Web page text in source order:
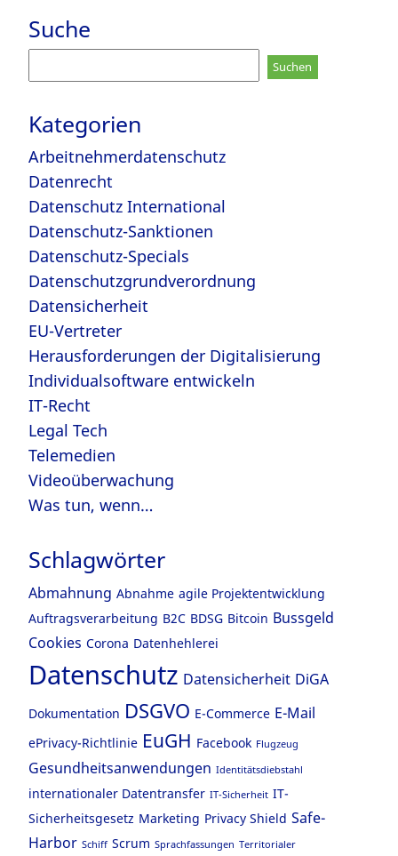
Suche
nach:
Kategorien
Arbeitnehmerdatenschutz
Datenrecht
Datenschutz International
Datenschutz-Sanktionen
Datenschutz-Specials
Datenschutzgrundverordnung
Datensicherheit
EU-Vertreter
Herausforderungen der Digitalisierung
Individualsoftware entwickeln
IT-Recht
Legal Tech
Telemedien
Videoüberwachung
Was tun, wenn…
Schlagwörter
Abmahnung Abnahme agile Projektentwicklung
Auftragsverarbeitung B2C BDSG Bitcoin Bussgeld
Cookies Corona Datenhehlerei
Datenschutz Datensicherheit DiGA
Dokumentation DSGVO E-Commerce E-Mail
ePrivacy-Richtlinie EuGH Facebook Flugzeug
Gesundheitsanwendungen Identitätsdiebstahl
internationaler Datentransfer IT-Sicherheit IT-
Sicherheitsgesetz Marketing Privacy Shield Safe-
Harbor Schiff Scrum Sprachfassungen Territorialer